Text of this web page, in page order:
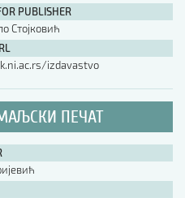
PUBLISHER
Стојковић
izdavastvo
ПЕЧАТ